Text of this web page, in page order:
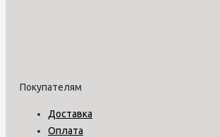
Покупателям
Доставка
Оплата